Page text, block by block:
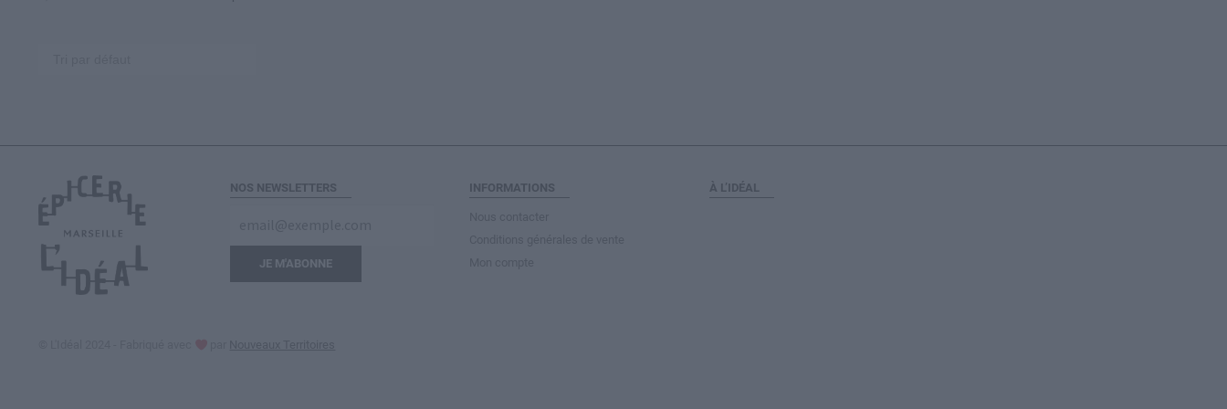
NOS NEWSLETTERS INFORMATIONS À L’IDÉAL